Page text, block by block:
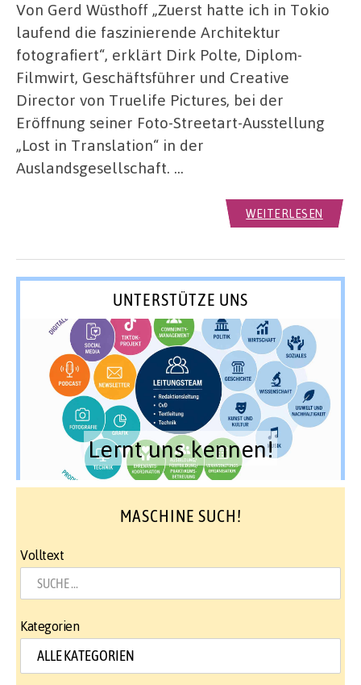
Von Gerd Wüsthoff „Zuerst hatte ich in Tokio
laufend die faszinierende Architektur
fotografiert“, erklärt Dirk Polte, Diplom-
Filmwirt, Geschäftsführer und Creative
Director von Truelife Pictures, bei der
Eröffnung seiner Foto-Streetart-Ausstellung
„Lost in Translation“ in der
Auslandsgesellschaft. …
WEITERLESEN
UNTERSTÜTZE UNS
Lernt uns kennen!
MASCHINE SUCH!
Volltext
Kategorien